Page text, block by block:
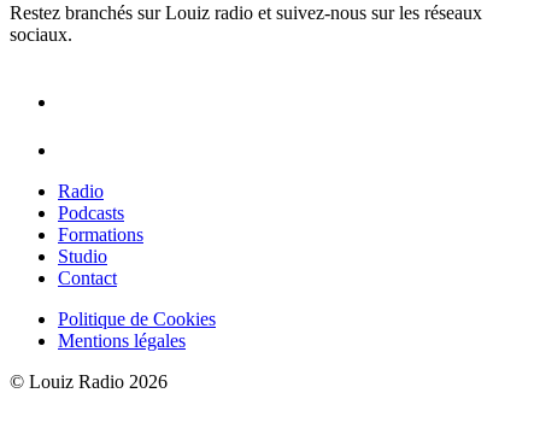
Restez branchés sur Louiz radio et suivez-nous sur les réseaux
sociaux.
Radio
Podcasts
Formations
Studio
Contact
Politique de Cookies
Mentions légales
© Louiz Radio 2026